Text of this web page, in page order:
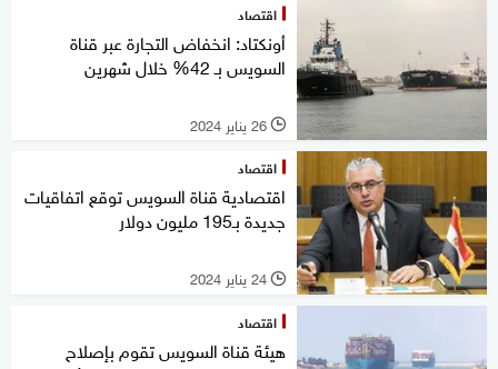
اقتصاد
أونكتاد: انخفاض التجارة عبر قناة
السويس بـ 42% خلال شهرين
l 26 يناير 2024
اقتصاد
اقتصادية قناة السويس توقع اتفاقيات
جديدة بـ195 مليون دولار
l 24 يناير 2024
اقتصاد
هيئة قناة السويس تقوم بإصلاح